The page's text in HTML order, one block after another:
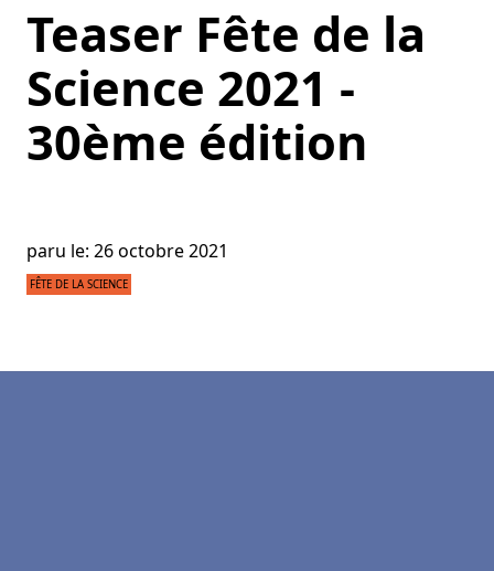
Teaser Fête de la
Science 2021 -
30ème édition
paru le: 26 octobre 2021
FÊTE DE LA SCIENCE